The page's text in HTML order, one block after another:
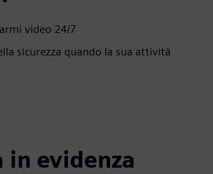
video 24/7
sicurezza quando la sua attività
in evidenza